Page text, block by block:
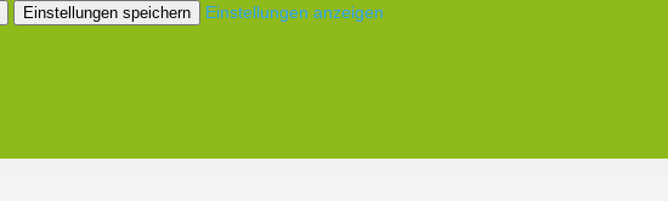
Einstellungen speichern
Einstellungen anzeigen